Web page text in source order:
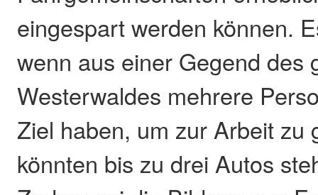
eingespart werden können.
wenn aus einer Gegend des
Westerwaldes mehrere
Ziel haben, um zur Arbeit zu
könnten bis zu drei Autos